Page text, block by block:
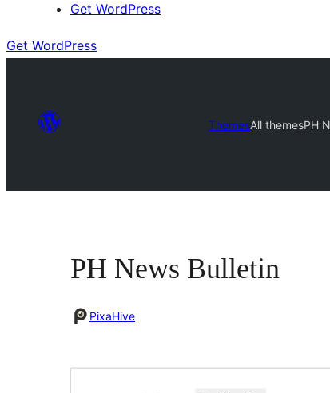
Get WordPress
Get WordPress
ThemesAll themesPH
PH News Bulletin
PixaHive